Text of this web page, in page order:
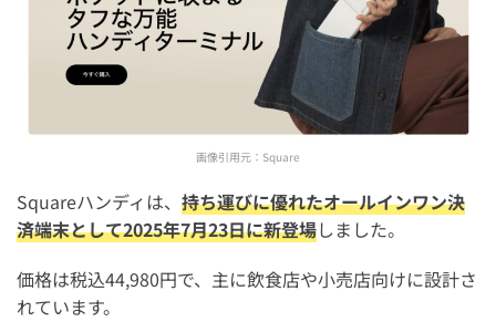
画像引用元： Square
Squareハンディは、 持ち運びに優れたオールインワン決
済端末として2025年7月23日に新登場しました。
価格は税込44,980円で、主に飲食店や小売店向けに設計さ
れています。